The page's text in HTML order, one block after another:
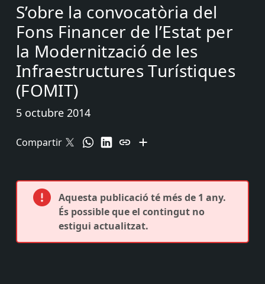
S’obre la convocatòria del
Fons Financer de l’Estat per
la Modernització de les
Infraestructures Turístiques
(FOMIT)
5 octubre 2014
Compartir
Aquesta publicació té més de 1 any.
És possible que el contingut no
estigui actualitzat.